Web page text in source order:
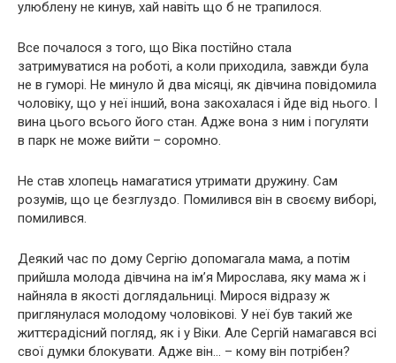
улюблену не кинув, хай навіть що б не трапилося.
Все почалося з того, що Віка постійно стала
затримуватися на роботі, а коли приходила, завжди була
не в гуморі. Не минуло й два місяці, як дівчина повідомила
чоловіку, що у неї інший, вона закохалася і йде від нього. І
вина цього всього його стан. Адже вона з ним і погуляти
в парк не може вийти – соромно.
Не став хлопець намагатися утримати дружину. Сам
розумів, що це безглуздо. Помилився він в своєму виборі,
помилився.
Деякий час по дому Сергію допомагала мама, а потім
прийшла молода дівчина на ім’я Мирослава, яку мама ж і
найняла в якості доглядальниці. Мирося відразу ж
приглянулася молодому чоловікові. У неї був такий же
життєрадісний погляд, як і у Віки. Але Сергій намагався всі
свої думки блокувати. Адже він… – кому він потрібен?